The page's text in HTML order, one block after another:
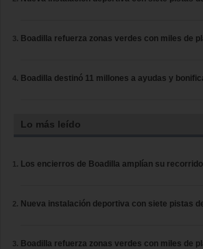
Boadilla refuerza zonas verdes con miles de
Boadilla destinó 11 millones a ayudas y
Lo más leído
Los encierros de Boadilla amplían su
Nueva instalación deportiva con siete pistas
Boadilla refuerza zonas verdes con miles de